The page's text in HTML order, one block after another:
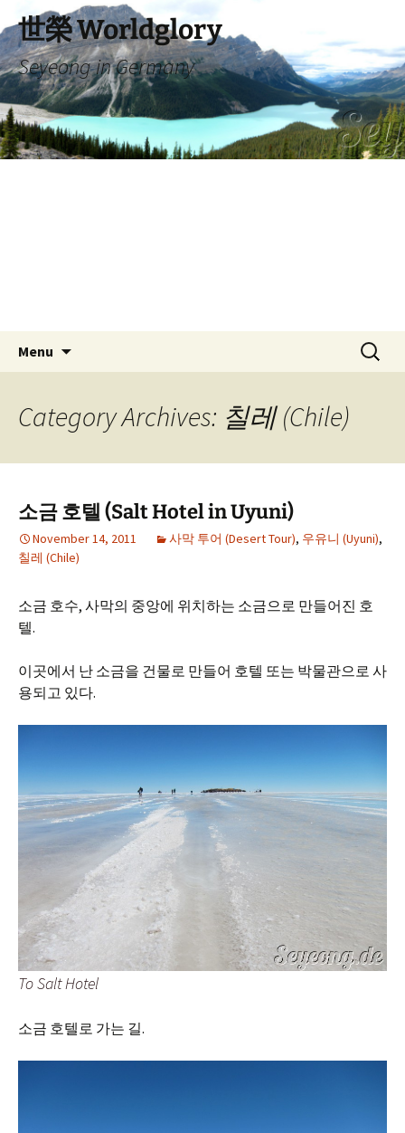
to
content
世榮 Worldglory
Seyeong in Germany
Menu
Search
for:
Category Archives: 칠레 (Chile)
소금 호텔 (Salt Hotel in Uyuni)
November 14, 2011 사막 투어 (Desert Tour), 우유니 (Uyuni),
칠레 (Chile)
소금 호수, 사막의 중앙에 위치하는 소금으로 만들어진 호
텔.
이곳에서 난 소금을 건물로 만들어 호텔 또는 박물관으로 사
용되고 있다.
To Salt Hotel
소금 호텔로 가는 길.